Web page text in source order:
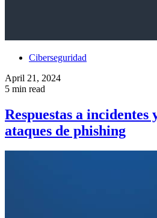
Ciberseguridad
April 21, 2024
5 min read
Respuestas a incidentes
ataques de phishing